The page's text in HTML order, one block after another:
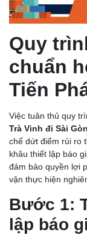
Quy
chuẩn
Tiến
Việc tuân thủ quy
Trà Vinh đi Sài Gòn
chế dứt điểm rủi ro
khâu thiết lập báo
đảm bảo quyền lợi
vận thực hiện
Bước 1:
lập báo